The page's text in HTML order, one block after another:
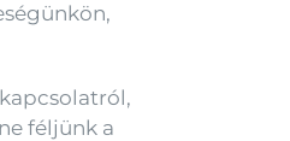
féljünk a